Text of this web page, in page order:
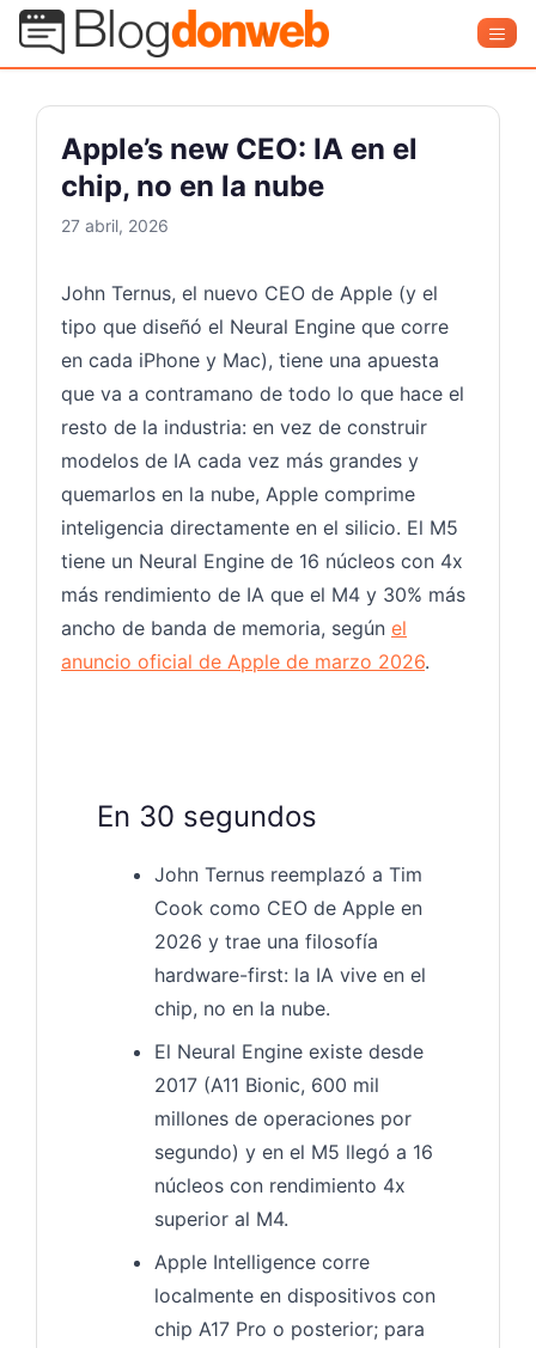
Saltar
contenido
Blog Donweb
Apple’s new CEO: IA en el
chip, no en la nube
27 abril, 2026
John Ternus, el nuevo CEO de Apple (y el
tipo que diseñó el Neural Engine que corre
en cada iPhone y Mac), tiene una apuesta
que va a contramano de todo lo que hace el
resto de la industria: en vez de construir
modelos de IA cada vez más grandes y
quemarlos en la nube, Apple comprime
inteligencia directamente en el silicio. El M5
tiene un Neural Engine de 16 núcleos con 4x
más rendimiento de IA que el M4 y 30% más
ancho de banda de memoria, según el
anuncio oficial de Apple de marzo 2026.
En 30 segundos
John Ternus reemplazó a Tim
Cook como CEO de Apple en
2026 y trae una filosofía
hardware-first: la IA vive en el
chip, no en la nube.
El Neural Engine existe desde
2017 (A11 Bionic, 600 mil
millones de operaciones por
segundo) y en el M5 llegó a 16
núcleos con rendimiento 4x
superior al M4.
Apple Intelligence corre
localmente en dispositivos con
chip A17 Pro o posterior; para